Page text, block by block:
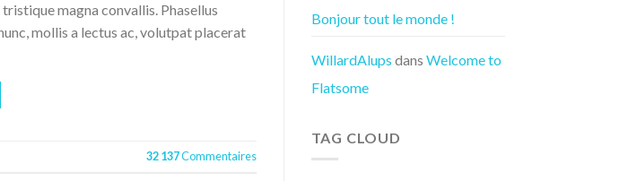
magna convallis. Phasellus
mollis a lectus ac, volutpat placerat
32 137Commentaires
Bonjour tout le monde !
WillardAlups dans Welcome to
Flatsome
TAG CLOUD